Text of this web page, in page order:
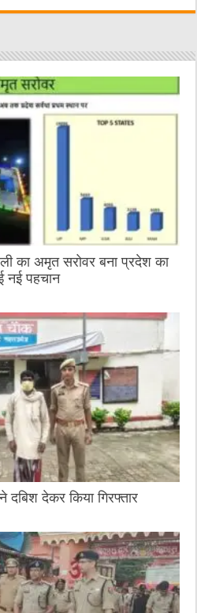
ss
n
g
er
at
A
p
p
का अमृत सरोवर बना प्रदेश का
नई पहचान
दबिश देकर किया गिरफ्तार